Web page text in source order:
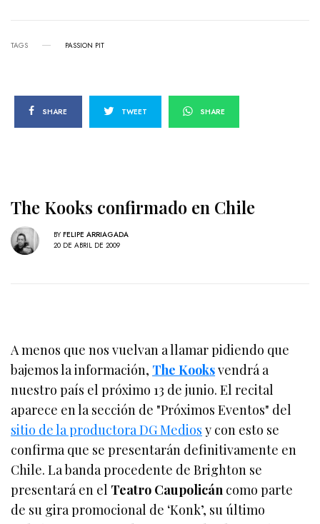
TAGS PASSION PIT
SHARE TWEET SHARE
The Kooks confirmado en Chile
BY FELIPE ARRIAGADA
20 DE ABRIL DE 2009
A menos que nos vuelvan a llamar pidiendo que
bajemos la información, The Kooksvendrá a
nuestro país el próximo 13 de junio. El recital
aparece en la sección de "Próximos Eventos" del
sitio de la productora DG Medios y con esto se
confirma que se presentarán definitivamente en
Chile. La banda procedente de Brighton se
presentará en el Teatro Caupolicán como parte
de su gira promocional de ‘Konk’, su último